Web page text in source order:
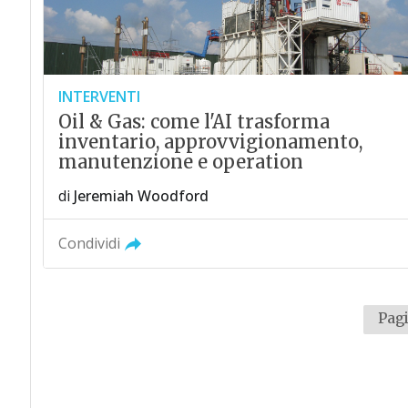
INTERVENTI
Oil & Gas: come l'AI trasforma
inventario, approvvigionamento,
manutenzione e operation
di Jeremiah Woodford
Condividi